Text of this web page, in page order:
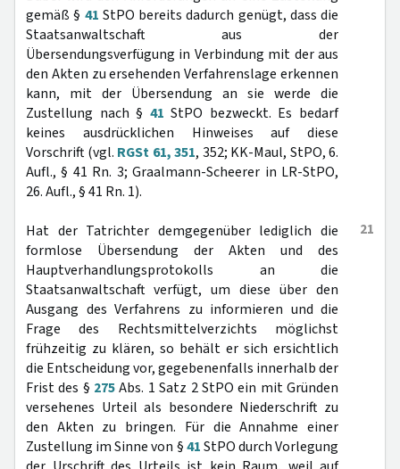
gemäß § 41 StPO bereits dadurch genügt, dass die
Staatsanwaltschaft aus der
Übersendungsverfügung in Verbindung mit der aus
den Akten zu ersehenden Verfahrenslage erkennen
kann, mit der Übersendung an sie werde die
Zustellung nach § 41 StPO bezweckt. Es bedarf
keines ausdrücklichen Hinweises auf diese
Vorschrift (vgl. RGSt 61, 351, 352; KK-Maul, StPO, 6.
Aufl., § 41 Rn. 3; Graalmann-Scheerer in LR-StPO,
26. Aufl., § 41 Rn. 1).
21
Hat der Tatrichter demgegenüber lediglich die
formlose Übersendung der Akten und des
Hauptverhandlungsprotokolls an die
Staatsanwaltschaft verfügt, um diese über den
Ausgang des Verfahrens zu informieren und die
Frage des Rechtsmittelverzichts möglichst
frühzeitig zu klären, so behält er sich ersichtlich
die Entscheidung vor, gegebenenfalls innerhalb der
Frist des § 275Abs. 1 Satz 2 StPO ein mit Gründen
versehenes Urteil als besondere Niederschrift zu
den Akten zu bringen. Für die Annahme einer
Zustellung im Sinne von §41StPO durch Vorlegung